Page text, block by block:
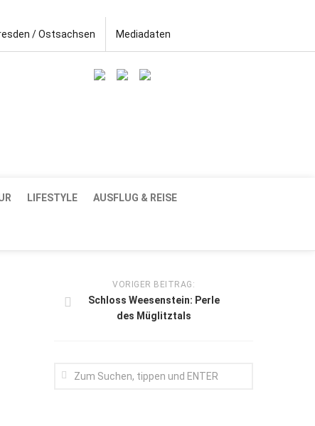
/ Ostsachsen Mediadaten
LIFESTYLE AUSFLUG & REISE
VORIGER BEITRAG:
Schloss Weesenstein: Perle
des Müglitztals